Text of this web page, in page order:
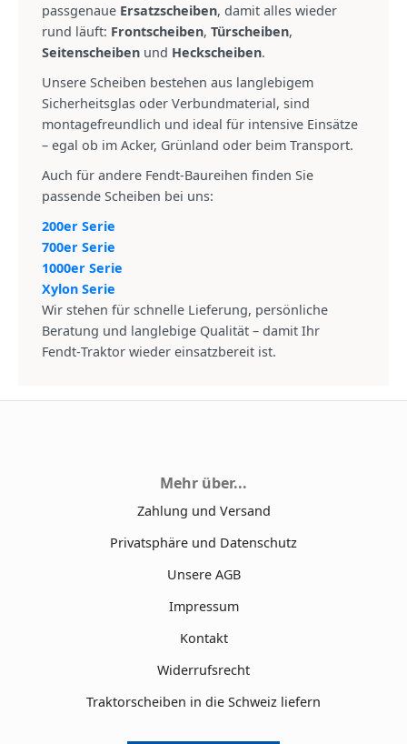
passgenaue Ersatzscheiben, damit alles wieder
rund läuft: Frontscheiben, Türscheiben,
Seitenscheiben und Heckscheiben.
Unsere Scheiben bestehen aus langlebigem
Sicherheitsglas oder Verbundmaterial, sind
montagefreundlich und ideal für intensive Einsätze
– egal ob im Acker, Grünland oder beim Transport.
Auch für andere Fendt‑Baureihen finden Sie
passende Scheiben bei uns:
200er Serie
700er Serie
1000er Serie
Xylon Serie
Wir stehen für schnelle Lieferung, persönliche
Beratung und langlebige Qualität – damit Ihr
Fendt‑Traktor wieder einsatzbereit ist.
Mehr über...
Zahlung und Versand
Privatsphäre und Datenschutz
Unsere AGB
Impressum
Kontakt
Widerrufsrecht
Traktorscheiben in die Schweiz liefern